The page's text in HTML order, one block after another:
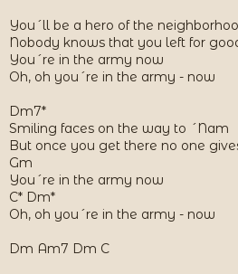
You´ll be a hero of the
Nobody knows that you left for
You´re in the army now
Oh, oh you´re in the army - now
Dm7*
Smiling faces on the way to ´Nam
But once you get there no one
Gm
You´re in the army now
C* Dm*
Oh, oh you´re in the army - now
Dm Am7 Dm C